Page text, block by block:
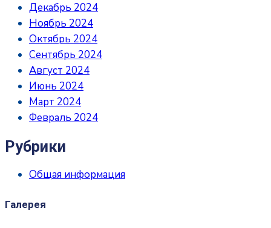
Декабрь 2024
Ноябрь 2024
Октябрь 2024
Сентябрь 2024
Август 2024
Июнь 2024
Март 2024
Февраль 2024
Рубрики
Общая информация
Галерея